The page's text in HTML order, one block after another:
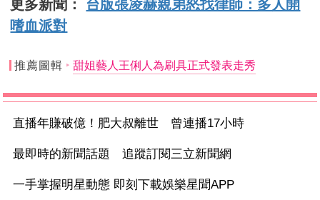
更多新聞： 台版張凌赫親弟怒找律師：多人開
嗜血派對
推薦圖輯 甜姐藝人王俐人為刷具正式發表走秀
直播年賺破億！肥大叔離世 曾連播17小時
最即時的新聞話題 追蹤訂閱三立新聞網
一手掌握明星動態 即刻下載娛樂星聞APP